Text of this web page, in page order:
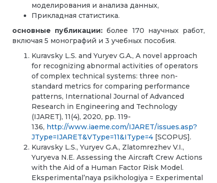
моделирования и анализа данных,
Прикладная статистика.
основные публикации: более 170 научных работ,
включая 5 монографий и 3 учебных пособия.
Kuravsky L.S. and Yuryev G.A., A novel approach
for recognizing abnormal activities of operators
of complex technical systems: three non-
standard metrics for comparing performance
patterns, International Journal of Advanced
Research in Engineering and Technology
(IJARET), 11(4), 2020, pp. 119-
136, http://www.iaeme.com/IJARET/issues.asp?
JType=IJARET&VType=11&IType=4 [SCOPUS].
Kuravsky L.S., Yuryev G.A., Zlatomrezhev V.I.,
Yuryeva N.E. Assessing the Aircraft Crew Actions
with the Aid of a Human Factor Risk Model.
Eksperimental’naya psikhologiya = Experimental